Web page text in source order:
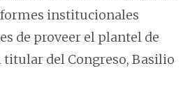
institucionales
de proveer el plantel de
titular del Congreso, Basilio